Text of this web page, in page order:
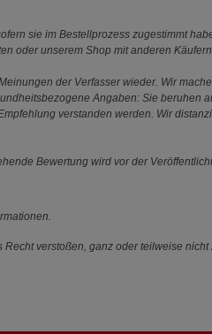
sie im Bestellprozess zugestimmt
oder unserem Shop mit anderen Käufern
der Verfasser wieder. Wir
Angaben: Sie beruhen
verstanden werden. Wir
Bewertung wird vor der
verstoßen, ganz oder teilweise